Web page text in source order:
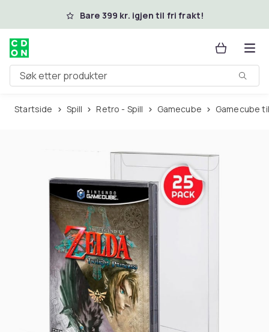
Hopp til hovedinnholdBare 399 kr. igjen til fri frakt!
Søk etter produkter
Startside Spill Retro - Spill Gamecube Gamecube